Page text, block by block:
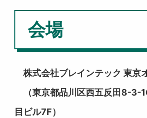
会場
株式会社ブレインテック 東京
（東京都品川区西五反田8-3-
目ビル7F）